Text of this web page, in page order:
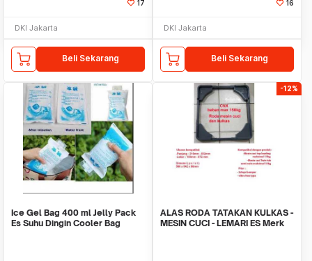
17
DKI Jakarta
Beli Sekarang
16
DKI Jakarta
Beli Sekarang
Ice Gel Bag 400 ml Jelly Pack
Es Suhu Dingin Cooler Bag
-12%
ALAS RODA TATAKAN KULKAS -
MESIN CUCI - LEMARI ES Merk